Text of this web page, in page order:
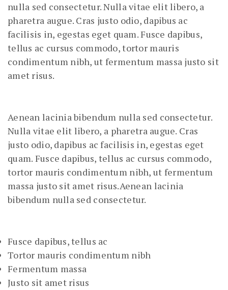
nulla sed consectetur. Nulla vitae elit libero, a
pharetra augue. Cras justo odio, dapibus ac
facilisis in, egestas eget quam. Fusce dapibus,
tellus ac cursus commodo, tortor mauris
condimentum nibh, ut fermentum massa justo sit
amet risus.
Aenean lacinia bibendum nulla sed consectetur.
Nulla vitae elit libero, a pharetra augue. Cras
justo odio, dapibus ac facilisis in, egestas eget
quam. Fusce dapibus, tellus ac cursus commodo,
tortor mauris condimentum nibh, ut fermentum
massa justo sit amet risus.Aenean lacinia
bibendum nulla sed consectetur.
Fusce dapibus, tellus ac
Tortor mauris condimentum nibh
Fermentum massa
Justo sit amet risus